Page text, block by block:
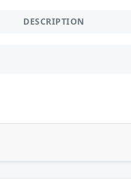
DESCRIPTION